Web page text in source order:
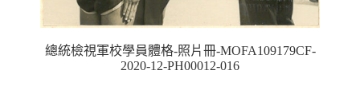
總統檢視軍校學員體格-照片冊-MOFA109179CF-
2020-12-PH00012-016